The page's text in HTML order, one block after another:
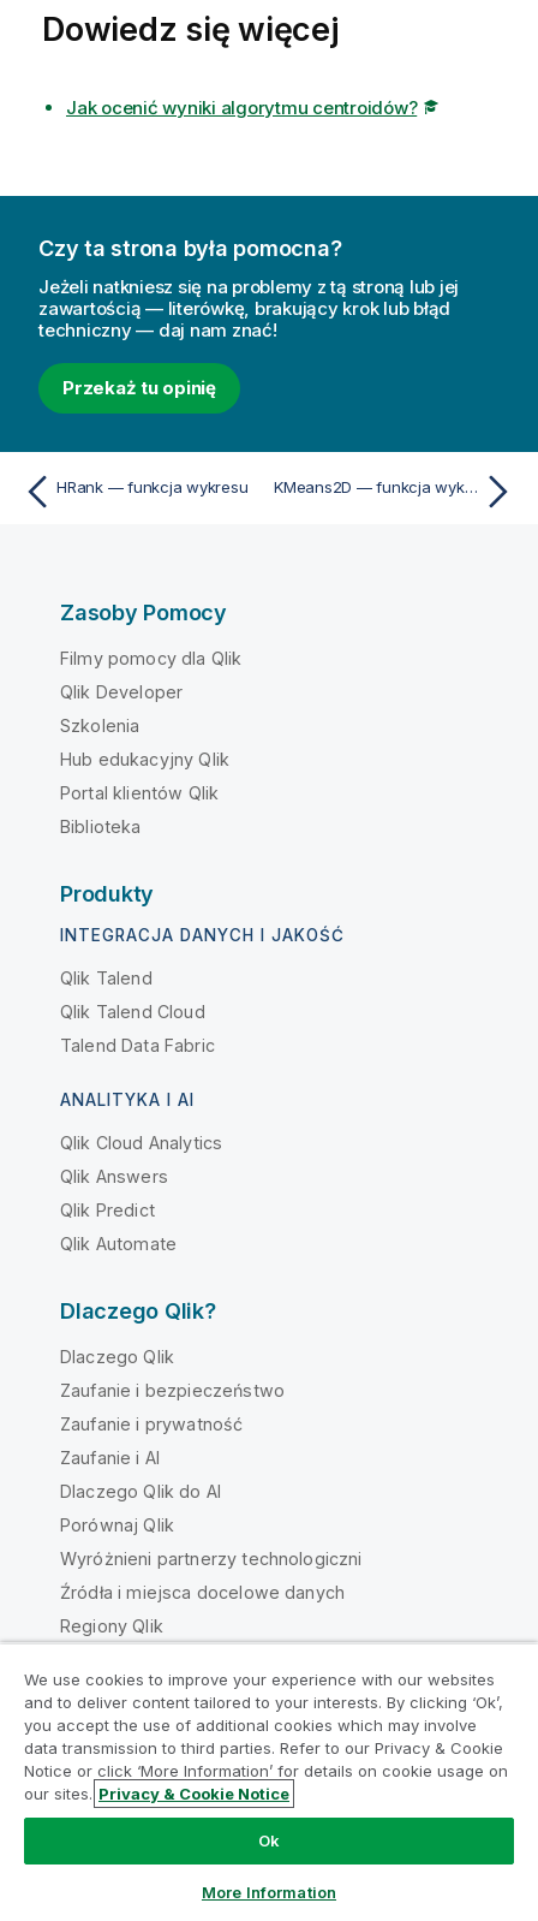
Dowiedz się więcej
Jak ocenić wyniki algorytmu centroidów?
Czy ta strona była pomocna?
Jeżeli natkniesz się na problemy z tą stroną lub jej
zawartością — literówkę, brakujący krok lub błąd
techniczny — daj nam znać!
Przekaż tu opinię
HRank — funkcja wykresu KMeans2D — funkcja wykresu
Zasoby Pomocy
Filmy pomocy dla Qlik
Qlik Developer
Szkolenia
Hub edukacyjny Qlik
Portal klientów Qlik
Biblioteka
Produkty
INTEGRACJA DANYCH I JAKOŚĆ
Qlik Talend
Qlik Talend Cloud
Talend Data Fabric
ANALITYKA I AI
Qlik Cloud Analytics
Qlik Answers
Qlik Predict
Qlik Automate
Dlaczego Qlik?
Dlaczego Qlik
Zaufanie i bezpieczeństwo
Zaufanie i prywatność
Zaufanie i AI
Dlaczego Qlik do AI
Porównaj Qlik
Wyróżnieni partnerzy technologiczni
Źródła i miejsca docelowe danych
Regiony Qlik
Informacje O Qlik
Firma
Zarząd
Odpowiedzialność społeczna
Różnorodność, równość, integracja i
przynależność
Program akademicki
We use cookies to improve your experience with our websites
and to deliver content tailored to your interests. By clicking ‘Ok’,
you accept the use of additional cookies which may involve
data transmission to third parties. Refer to our Privacy & Cookie
Notice or click ‘More Information’ for details on cookie usage on
our sites. Privacy & Cookie Notice
Ok
More Information